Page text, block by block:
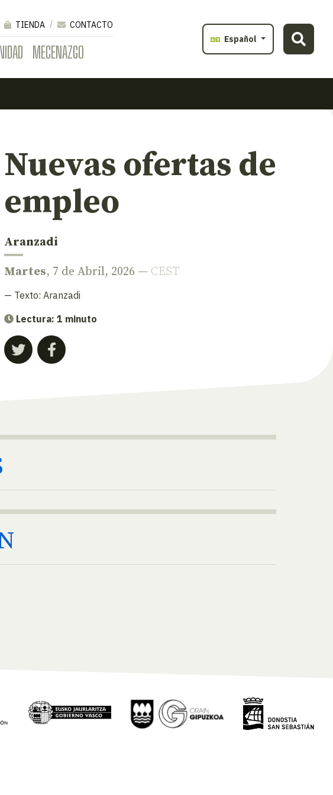
MECENAZGO
TIENDA
CONTACTO
Español
Nuevas ofertas de
empleo
Aranzadi
Martes, 7 de Abril, 2026 — CEST
— Texto: Aranzadi
Lectura: 1 minuto